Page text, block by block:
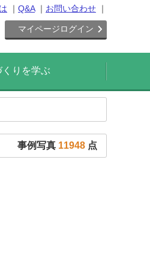
Q&A お問い合わせ
マイページログイン
くりを学ぶ
事例写真 11948 点